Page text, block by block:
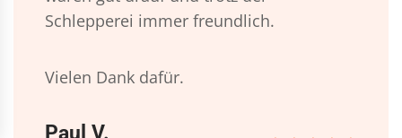
Schlepperei immer freundlich.
Vielen Dank dafür.
Paul V.